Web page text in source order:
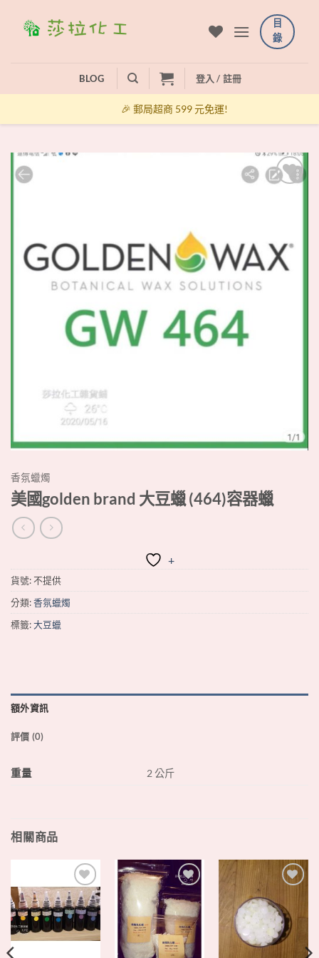
目
錄
BLOG 登入 / 註冊
🎉 郵局超商 599 元免運!
香氛蠟燭
美國golden brand 大豆蠟 (464)容器蠟
+
貨號:不提供
分類:香氛蠟燭
標籤:大豆蠟
額外資訊
評價 (0)
重量 2 公斤
相關商品
+ +